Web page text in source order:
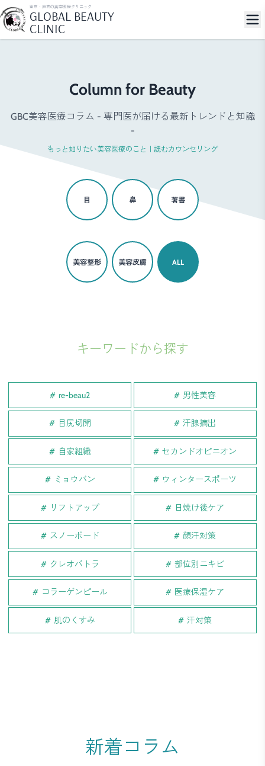
東京・麻布の美容医療クリニック
GLOBAL BEAUTY
CLINIC
Column for Beauty
GBC美容医療コラム - 専門医が届ける最新トレンドと知識
-
もっと知りたい美容医療のこと｜読むカウンセリング
目 鼻 著書
美容整形 美容皮膚 ALL
キーワードから探す
re-beau2 男性美容
目尻切開 汗腺摘出
自家組織 セカンドオピニオン
ミョウバン ウィンタースポーツ
リフトアップ 日焼け後ケア
スノーボード 顔汗対策
クレオパトラ 部位別ニキビ
コラーゲンピール 医療保湿ケア
肌のくすみ 汗対策
新着コラム